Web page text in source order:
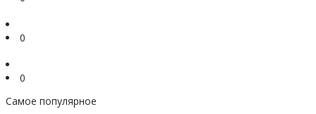
0
0
Самое популярное